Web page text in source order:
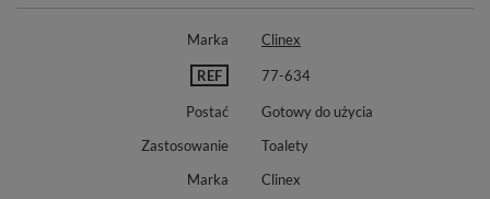
Marka Clinex
REF 77-634
Postać
Gotowy do użycia
Zastosowanie
Toalety
Marka
Clinex